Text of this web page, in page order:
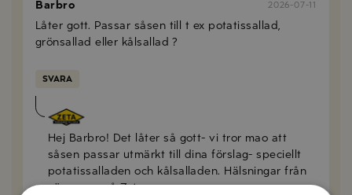
Barbro 2026-07-11
Låter gott. Passar såsen till t ex potatissallad,
grönsallad eller kålsallad ?
SVARA
Anna Mellberg
Hej Barbro! Det låter så gott- vi tror mao att
såsen passar utmärkt till dina förslag- speciellt
potatissalladen och kålsalladen. Hälsningar från
vännerna på Zeta